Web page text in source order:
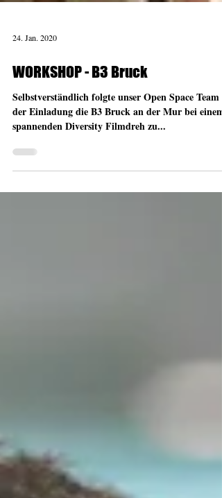
24. Jan. 2020
WORKSHOP - B3 Bruck
Selbstverständlich folgte unser Open Space Team
der Einladung die B3 Bruck an der Mur bei einem